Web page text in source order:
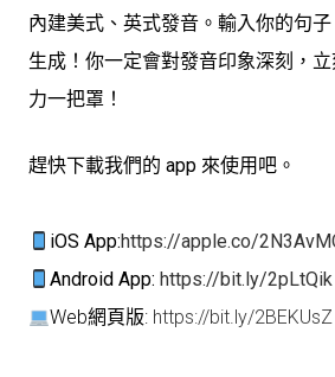
內建美式、英式發音。輸入你的句
生成！你一定會對發音印象深刻，
力一把罩！
趕快下載我們的 app 來使用吧。
iOS App:https://apple.co/
Android App: https://bit.ly/2pLtQik
Web網頁版: https://bit.ly/2BEKUsZ